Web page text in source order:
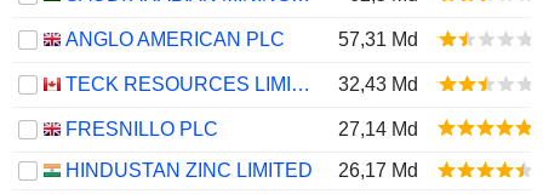
ANGLO AMERICAN PLC 57,31 Md
TECK RESOURCES LIMITED 32,43 Md
FRESNILLO PLC
27,14 Md
HINDUSTAN ZINC LIMITED
26,17 Md